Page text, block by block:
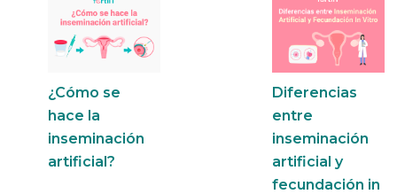
¿Cómo se
hace la
inseminación
artificial?
Diferencias
entre
inseminación
artificial y
fecundación in